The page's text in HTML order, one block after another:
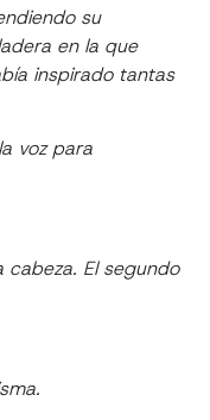
su
en la que
inspirado tantas
voz para
cabeza. El segundo